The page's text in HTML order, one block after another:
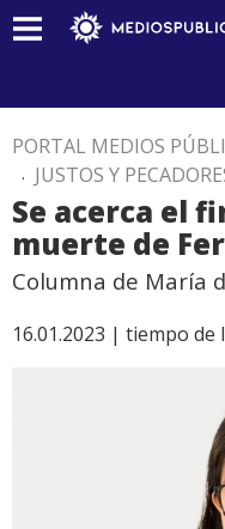
PORTAL MEDIOS
. JUSTOS Y
Se acerca el
muerte de
Columna de María
16.01.2023 | tiempo de